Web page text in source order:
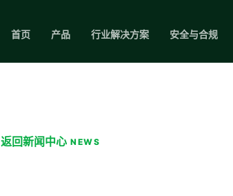
首页 产品 行业解决方案 安全与合规
返回新闻中心 NEWS